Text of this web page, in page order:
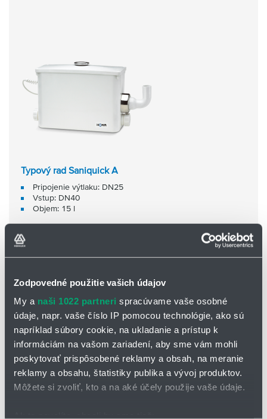
Zodpovedné použitie vašich údajov
My a naši 1022 partneri spracúvame vaše osobné
údaje, napr. vaše číslo IP pomocou technológie, ako sú
napríklad súbory cookie, na ukladanie a prístup k
informáciám na vašom zariadení, aby sme vám mohli
poskytovať prispôsobené reklamy a obsah, na meranie
reklamy a obsahu, štatistiky publika a vývoj produktov.
Môžete si zvoliť, kto a na aké účely použije vaše údaje.
Typový rad Saniquick A
Pripojenie výtlaku: DN25
Vstup: DN40
Objem: 15 l